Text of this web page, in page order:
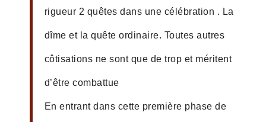
rigueur 2 quêtes dans une célébration . La
dîme et la quête ordinaire. Toutes autres
côtisations ne sont que de trop et méritent
d’être combattue
En entrant dans cette première phase de